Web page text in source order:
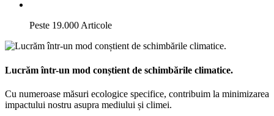
Peste 19.000 Articole
Lucrăm într-un mod conștient de schimbările climatice.
Cu numeroase măsuri ecologice specifice, contribuim la minimizarea
impactului nostru asupra mediului și climei.